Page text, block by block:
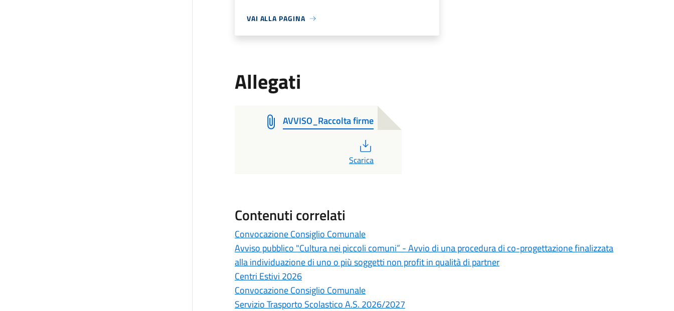
VAI ALLA PAGINA
Allegati
AVVISO_Raccolta firme
Scarica
Contenuti correlati
Convocazione Consiglio Comunale
Avviso pubblico "Cultura nei piccoli comuni” - Avvio di una procedura di co-progettazione finalizzata
alla individuazione di uno o più soggetti non profit in qualità di partner
Centri Estivi 2026
Convocazione Consiglio Comunale
Servizio Trasporto Scolastico A.S. 2026/2027